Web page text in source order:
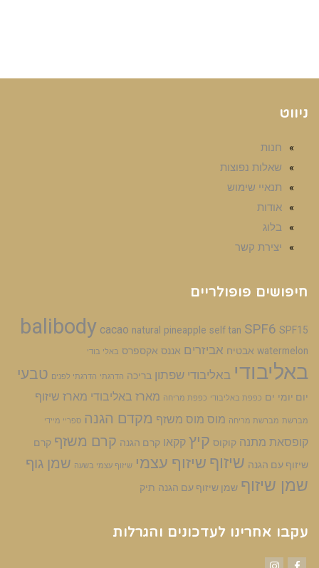
ניווט
חנות
שאלות נפוצות
תנאיי שימוש
אודות
בלוג
יצירת קשר
חיפושים פופולריים
balibody cacao natural pineapple self tan SPF6 SPF15
watermelon אבטיח אביזרים אננס אקספרס באלי בודי
באליבודי באליבודי שפתון בריכה הדרגתי הדרגתי לפנים טבעי
יום יומי ים כפפת באליבודי כפפת מריחה מארז באליבודי מארז שיזוף
מברשת מברשת מריחה מוס מוס משזף מקדם הגנה ספריי מיידי
קופסאת מתנה קוקוס קיץ קקאו קרם הגנה קרם משזף קרם
שיזוף עם הגנה שיזוף שיזוף עצמי שיזוף עצמי בשעה שמן גוף
שמן שיזוף שמן שיזוף עם הגנה תיק
עקבו אחרינו לעדכונים והגרלות